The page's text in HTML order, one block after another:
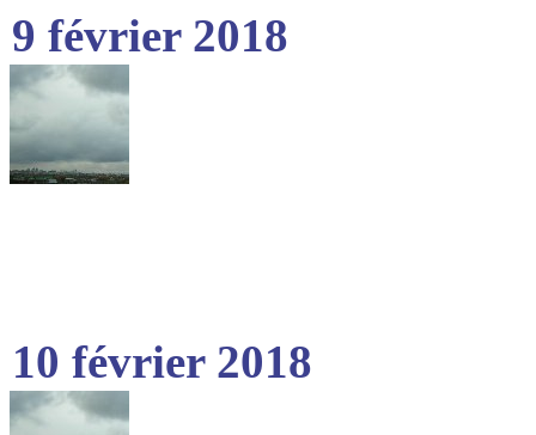
9 février 2018
10 février 2018